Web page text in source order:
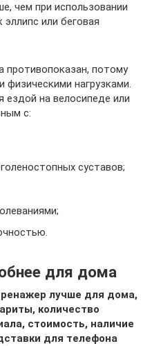
чем при использовании
или беговая
потому
нагрузками.
на велосипеде или
с:
суставов;
для дома
лучше для дома,
количество
стоимость, наличие
для телефона